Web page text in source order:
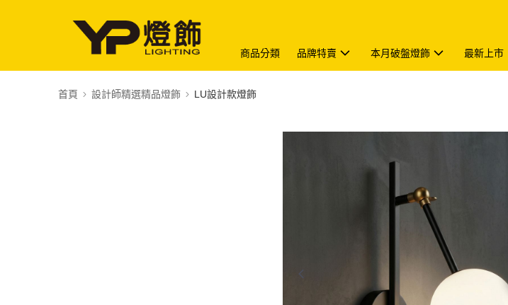
商品分類 品牌特賣 本月破盤燈飾 最新上市
首頁 設計師精選精品燈飾 LU設計款燈飾